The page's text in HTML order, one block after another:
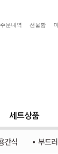
선물함
주문내역
세트상품